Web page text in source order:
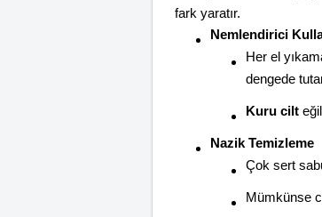
fark yaratır.
Nemlendirici
Her el
dengede
Kuru cilt
Nazik Temizleme
Çok sert
Mümkünse